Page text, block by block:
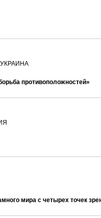
УКРАИНА
противоположностей»
мира с четырех точек